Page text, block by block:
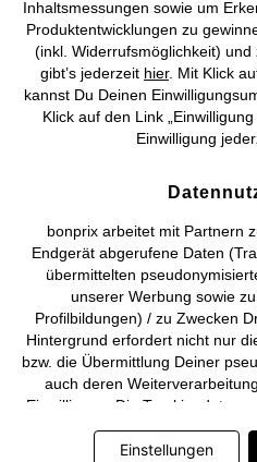
©2026 bonprix.Alle
Deutsch
Inhaltsmessungen sowie um
Produktentwicklungen zu
(inkl. Widerrufsmöglichkeit)
gibt’s jederzeit hier. Mit Klick
kannst Du Deinen
Klick auf den Link
Einwilligung
bonprix arbeitet mit Partnern
Endgerät abgerufene Daten
übermittelten
unserer Werbung sowie
Profilbildungen) / zu Zwecken
Hintergrund erfordert nicht nur
bzw. die Übermittlung Deiner
auch deren
Einwilligung. Die Trackingdaten
Deine pseudonymisierten Daten
auf den in dem Banner auf
Einstellungen